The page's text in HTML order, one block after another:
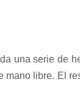
una serie de
libre. El